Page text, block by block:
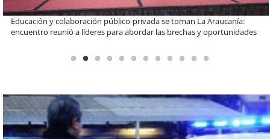
Llaman a interiorizarse de los programas de estudios para postular
informado al SAE